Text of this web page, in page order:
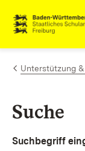
Zum Inhalt
Link zur
Unterstützung
Suche
Suchbegriff